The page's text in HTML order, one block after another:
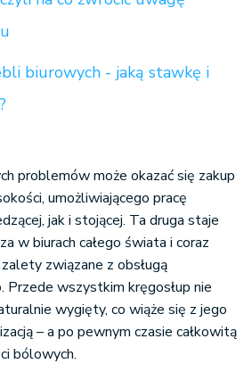
biurowych - jaką stawkę i
problemów może okazać się zakup
umożliwiającego pracę
jak i stojącej. Ta druga staje
w biurach całego świata i coraz
związane z obsługą
Przede wszystkim kręgosłup nie
wygięty, co wiąże się z jego
– a po pewnym czasie całkowitą
bólowych.